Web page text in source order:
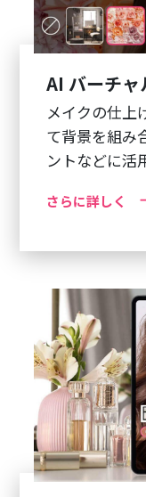
AI バーチャ
メイクの仕上
て背景を組み
ントなどに活
さらに詳しく